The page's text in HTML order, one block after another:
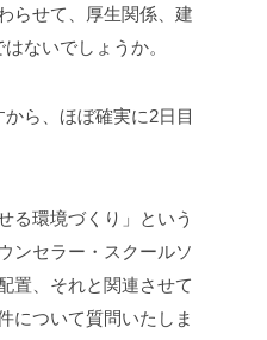
らせて、厚生関係、建
ないでしょうか。
ら、ほぼ確実に2日目
る環境づくり」という
ンセラー・スクールソ
置、それと関連させて
について質問いたしま